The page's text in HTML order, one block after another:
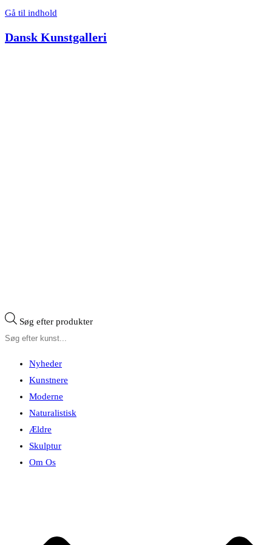
Gå til indhold
Dansk Kunstgalleri
Søg efter produkter
Nyheder
Kunstnere
Moderne
Naturalistisk
Ældre
Skulptur
Om Os